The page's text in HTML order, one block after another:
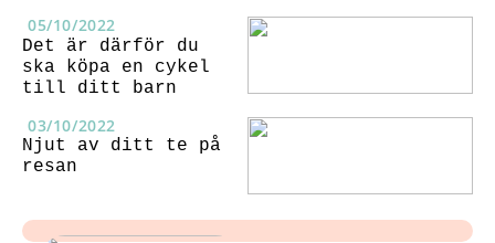
05/10/2022
Det är därför du
ska köpa en cykel
till ditt barn
03/10/2022
Njut av ditt te på
resan